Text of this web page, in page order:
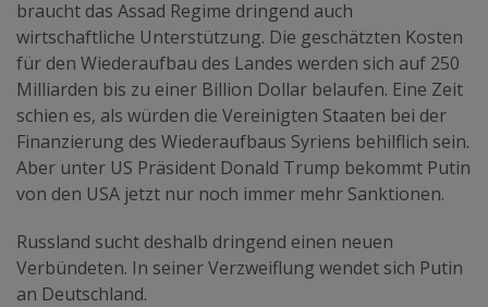
braucht das Assad Regime dringend auch
wirtschaftliche Unterstützung. Die geschätzten Kosten
für den Wiederaufbau des Landes werden sich auf 250
Milliarden bis zu einer Billion Dollar belaufen. Eine Zeit
schien es, als würden die Vereinigten Staaten bei der
Finanzierung des Wiederaufbaus Syriens behilflich sein.
Aber unter US Präsident Donald Trump bekommt Putin
von den USA jetzt nur noch immer mehr Sanktionen.
Russland sucht deshalb dringend einen neuen
Verbündeten. In seiner Verzweiflung wendet sich Putin
an Deutschland.